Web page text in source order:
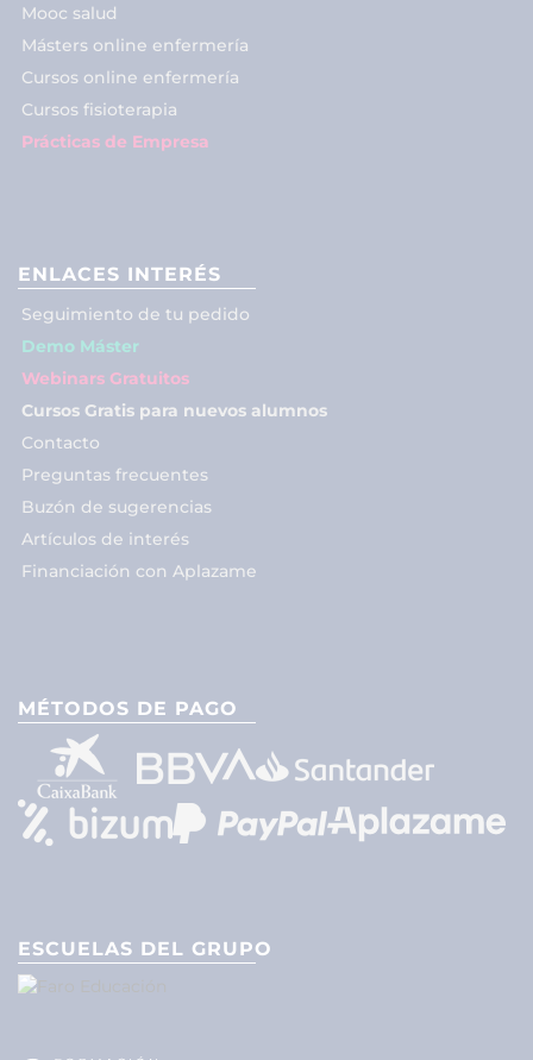
Mooc salud
Másters online enfermería
Cursos online enfermería
Cursos fisioterapia
Prácticas de Empresa
ENLACES INTERÉS
Seguimiento de tu pedido
Demo Máster
Webinars Gratuitos
Cursos Gratis para nuevos alumnos
Contacto
Preguntas frecuentes
Buzón de sugerencias
Artículos de interés
Financiación con Aplazame
MÉTODOS DE PAGO
ESCUELAS DEL GRUPO